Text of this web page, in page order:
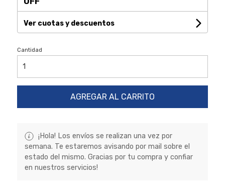
Ver cuotas y descuentos
Cantidad
AGREGAR AL CARRITO
¡Hola! Los envíos se realizan una vez por
semana. Te estaremos avisando por mail sobre el
estado del mismo. Gracias por tu compra y confiar
en nuestros servicios!